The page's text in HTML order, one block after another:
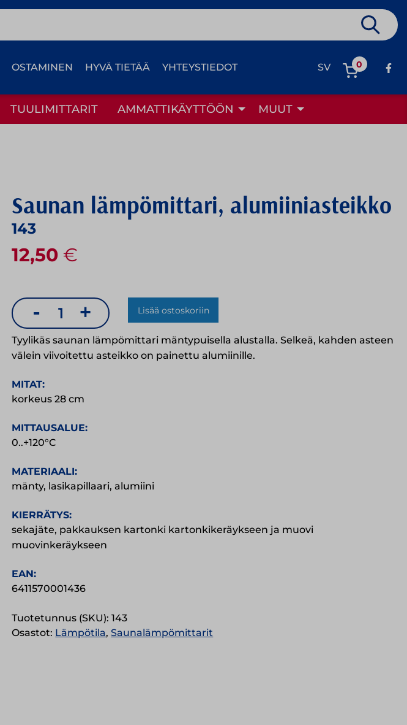
OSTAMINEN HYVÄ TIETÄÄ YHTEYSTIEDOT SV 0
TUULIMITTARIT AMMATTIKÄYTTÖÖN MUUT
Saunan lämpömittari, alumiiniasteikko
143
12,50 €
-
Saunan
lämpömittari,
alumiiniasteikko
+ Lisää ostoskoriin
Tyylikäs saunan lämpömittari mäntypuisella alustalla. Selkeä, kahden asteen
välein viivoitettu asteikko on painettu alumiinille.
MITAT:
korkeus 28 cm
MITTAUSALUE:
0..+120°C
MATERIAALI:
mänty, lasikapillaari, alumiini
KIERRÄTYS:
sekajäte, pakkauksen kartonki kartonkikeräykseen ja muovi
muovinkeräykseen
EAN:
6411570001436
Tuotetunnus (SKU):143
Osastot: Lämpötila,Saunalämpömittarit